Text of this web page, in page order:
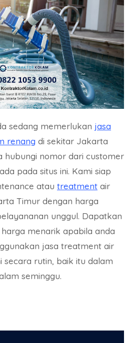
sedang memerlukan jasa
renang di sekitar Jakarta
hubungi nomor dari customer
pada situs ini. Kami siap
atau treatment air
Timur dengan harga
unggul. Dapatkan
menarik apabila anda
jasa treatment air
secara rutin, baik itu dalam
seminggu.